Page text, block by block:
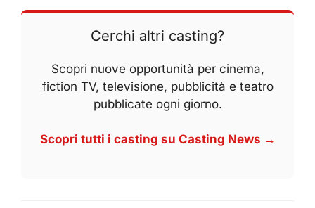
Cerchi altri casting?
Scopri nuove opportunità per cinema,
fiction TV, televisione, pubblicità e teatro
pubblicate ogni giorno.
Scopri tutti i casting su Casting News →